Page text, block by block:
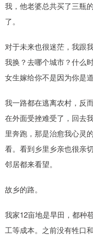
我，他老婆总共买了三瓶
了。
对于未来也很迷茫，我跟
我换？去哪个城市？什么
女生嫁给你不是因为你是
我一路都在逃离农村，反
在外面受挫难受了，回去
里奔跑，那是治愈我心灵
看。看到乡里乡亲也很亲
邻居都来看望。
故乡的路。
我家12亩地是旱田，都种
工等成本。之前没有牲口